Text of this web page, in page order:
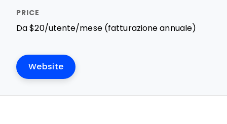
Da $20/utente/mese (fatturazione annuale)
Website